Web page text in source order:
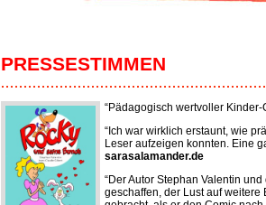
PRESSESTIMMEN
“Pädagogisch wertvoller
“Ich war wirklich erstaunt, wie
Leser aufzeigen konnten. Eine
sarasalamander.de
“Der Autor Stephan Valentin
geschaffen, der Lust auf weitere